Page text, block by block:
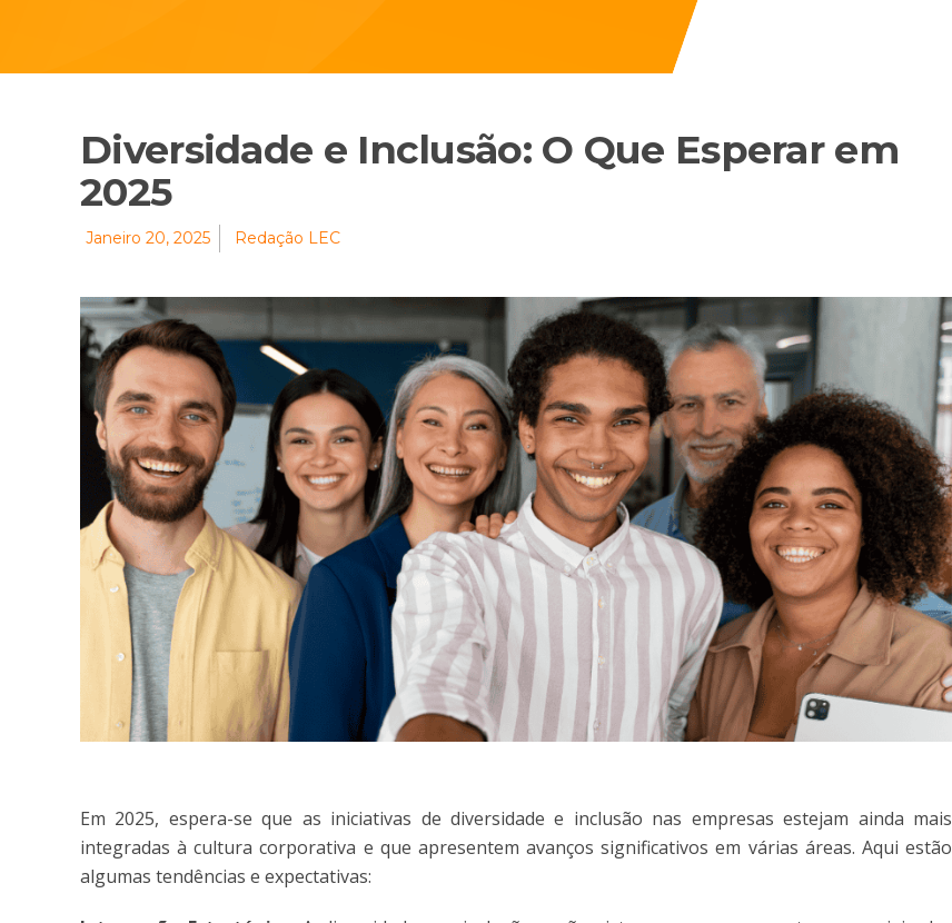
Diversidade e Inclusão: O Que Esperar em
2025
Janeiro 20, 2025 Redação LEC
Em 2025, espera-se que as iniciativas de diversidade e inclusão nas empresas estejam ainda mais
integradas à cultura corporativa e que apresentem avanços significativos em várias áreas. Aqui estão
algumas tendências e expectativas: